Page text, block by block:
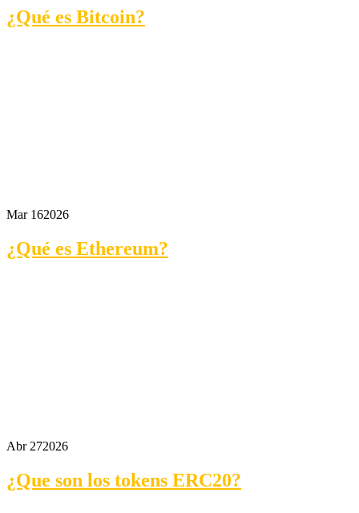
¿Qué es Bitcoin?
Mar 162026
¿Qué es Ethereum?
Abr 272026
¿Que son los tokens ERC20?